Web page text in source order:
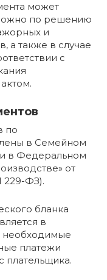
может
по решению
и
а также в случае
с
по
в Семейном
в Федеральном
от
229-ФЗ).
бланка
в
необходимые
платежи
плательщика.